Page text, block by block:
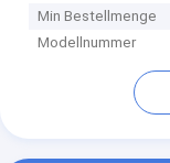
Min Bestellmenge
Modellnummer